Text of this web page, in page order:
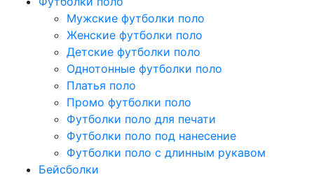
Мужские футболки поло
Женские футболки поло
Детские футболки поло
Однотонные футболки поло
Платья поло
Промо футболки поло
Футболки поло для печати
Футболки поло под нанесение
Футболки поло с длинным рукавом
Бейсболки